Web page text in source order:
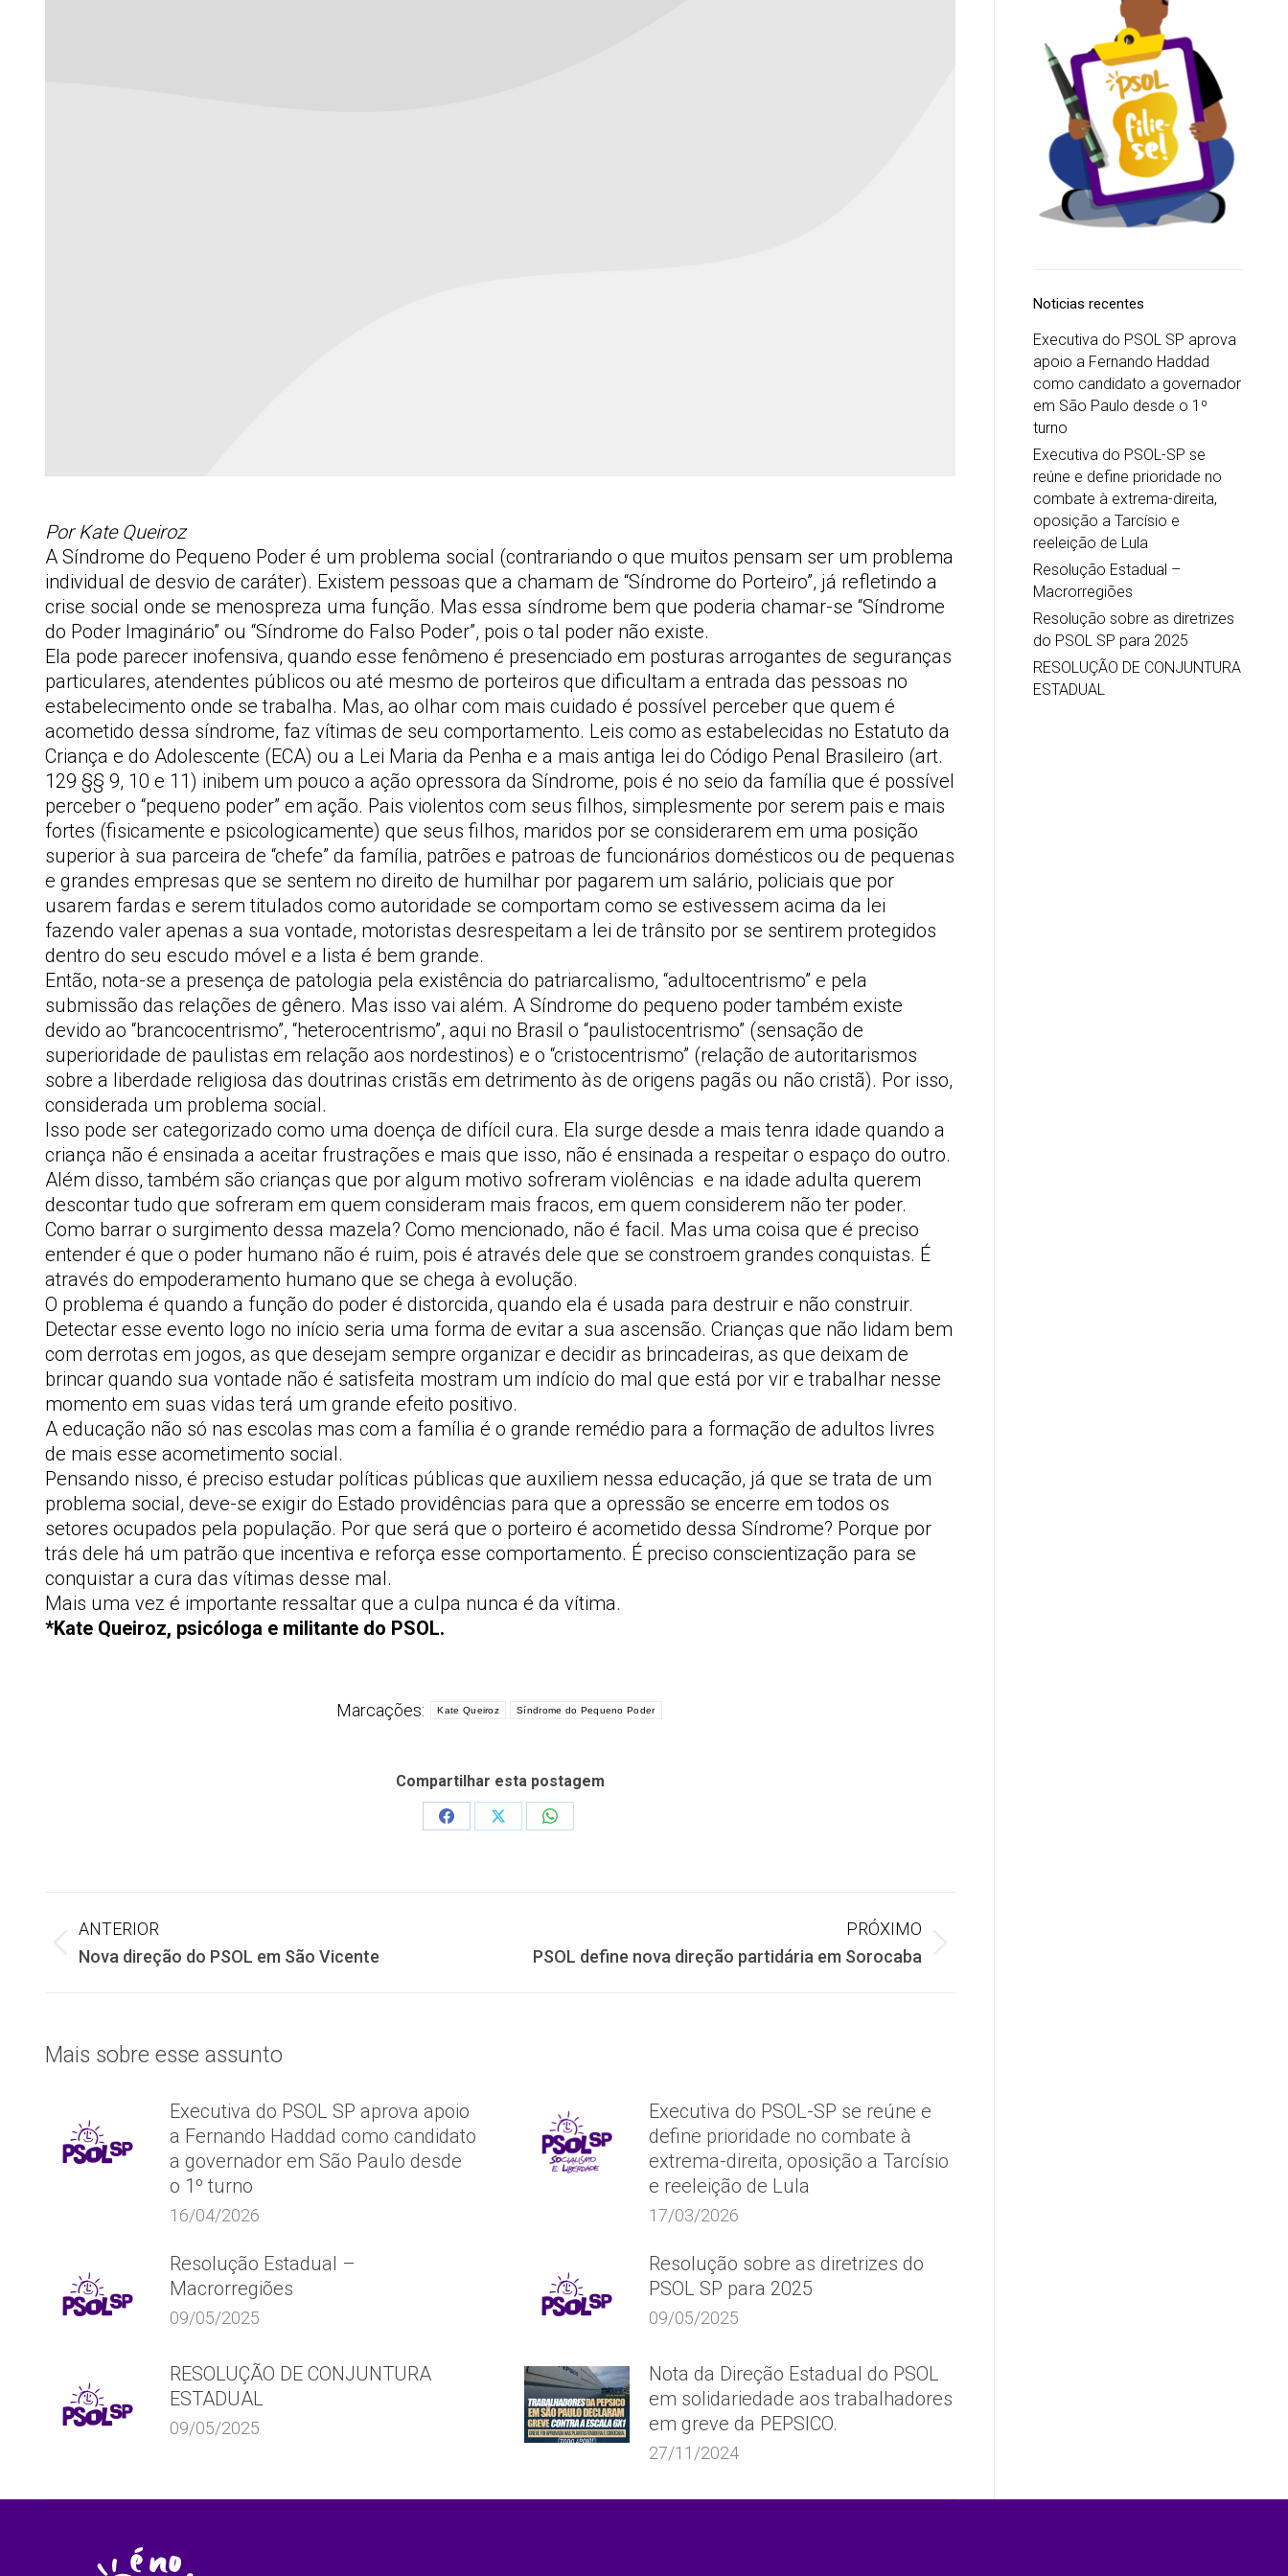
Por Kate Queiroz
A Síndrome do Pequeno Poder é um problema social (contrariando o que muitos pensam ser um problema
individual de desvio de caráter). Existem pessoas que a chamam de “Síndrome do Porteiro”, já refletindo a
crise social onde se menospreza uma função. Mas essa síndrome bem que poderia chamar-se “Síndrome
do Poder Imaginário” ou “Síndrome do Falso Poder”, pois o tal poder não existe.
Ela pode parecer inofensiva, quando esse fenômeno é presenciado em posturas arrogantes de seguranças
particulares, atendentes públicos ou até mesmo de porteiros que dificultam a entrada das pessoas no
estabelecimento onde se trabalha. Mas, ao olhar com mais cuidado é possível perceber que quem é
acometido dessa síndrome, faz vítimas de seu comportamento. Leis como as estabelecidas no Estatuto da
Criança e do Adolescente (ECA) ou a Lei Maria da Penha e a mais antiga lei do Código Penal Brasileiro (art.
129 §§ 9, 10 e 11) inibem um pouco a ação opressora da Síndrome, pois é no seio da família que é possível
perceber o “pequeno poder” em ação. Pais violentos com seus filhos, simplesmente por serem pais e mais
fortes (fisicamente e psicologicamente) que seus filhos, maridos por se considerarem em uma posição
superior à sua parceira de “chefe” da família, patrões e patroas de funcionários domésticos ou de pequenas
e grandes empresas que se sentem no direito de humilhar por pagarem um salário, policiais que por
usarem fardas e serem titulados como autoridade se comportam como se estivessem acima da lei
fazendo valer apenas a sua vontade, motoristas desrespeitam a lei de trânsito por se sentirem protegidos
dentro do seu escudo móvel e a lista é bem grande.
Então, nota-se a presença de patologia pela existência do patriarcalismo, “adultocentrismo” e pela
submissão das relações de gênero. Mas isso vai além. A Síndrome do pequeno poder também existe
devido ao “brancocentrismo”, “heterocentrismo”, aqui no Brasil o “paulistocentrismo” (sensação de
superioridade de paulistas em relação aos nordestinos) e o “cristocentrismo” (relação de autoritarismos
sobre a liberdade religiosa das doutrinas cristãs em detrimento às de origens pagãs ou não cristã). Por isso,
considerada um problema social.
Isso pode ser categorizado como uma doença de difícil cura. Ela surge desde a mais tenra idade quando a
criança não é ensinada a aceitar frustrações e mais que isso, não é ensinada a respeitar o espaço do outro.
Além disso, também são crianças que por algum motivo sofreram violências e na idade adulta querem
descontar tudo que sofreram em quem consideram mais fracos, em quem considerem não ter poder.
Como barrar o surgimento dessa mazela? Como mencionado, não é facil. Mas uma coisa que é preciso
entender é que o poder humano não é ruim, pois é através dele que se constroem grandes conquistas. É
através do empoderamento humano que se chega à evolução.
O problema é quando a função do poder é distorcida, quando ela é usada para destruir e não construir.
Detectar esse evento logo no início seria uma forma de evitar a sua ascensão. Crianças que não lidam bem
com derrotas em jogos, as que desejam sempre organizar e decidir as brincadeiras, as que deixam de
brincar quando sua vontade não é satisfeita mostram um indício do mal que está por vir e trabalhar nesse
momento em suas vidas terá um grande efeito positivo.
A educação não só nas escolas mas com a família é o grande remédio para a formação de adultos livres
de mais esse acometimento social.
Pensando nisso, é preciso estudar políticas públicas que auxiliem nessa educação, já que se trata de um
problema social, deve-se exigir do Estado providências para que a opressão se encerre em todos os
setores ocupados pela população. Por que será que o porteiro é acometido dessa Síndrome? Porque por
trás dele há um patrão que incentiva e reforça esse comportamento. É preciso conscientização para se
conquistar a cura das vítimas desse mal.
Mais uma vez é importante ressaltar que a culpa nunca é da vítima.
*Kate Queiroz, psicóloga e militante do PSOL.
Marcações: Kate Queiroz Síndrome do Pequeno Poder
Compartilhar esta postagem
Share
Share
Share
Navegação
de
post:
ANTERIOR
Post
Nova direção do PSOL em São Vicente
PRÓXIMO
Próximo
PSOL define nova direção partidária em Sorocaba
Mais sobre esse assunto
Executiva do PSOL SP aprova apoio
a Fernando Haddad como candidato
a governador em São Paulo desde
o 1º turno
16/04/2026
Executiva do PSOL-SP se reúne e
define prioridade no combate à
extrema-direita, oposição a Tarcísio
e reeleição de Lula
17/03/2026
Resolução Estadual –
Macrorregiões
09/05/2025
Resolução sobre as diretrizes do
PSOL SP para 2025
09/05/2025
RESOLUÇÃO DE CONJUNTURA
ESTADUAL
09/05/2025
Nota da Direção Estadual do PSOL
em solidariedade aos trabalhadores
em greve da PEPSICO.
27/11/2024
Noticias recentes
Executiva do PSOL SP aprova
apoio a Fernando Haddad
como candidato a governador
em São Paulo desde o 1º
turno
Executiva do PSOL-SP se
reúne e define prioridade no
combate à extrema-direita,
oposição a Tarcísio e
reeleição de Lula
Resolução Estadual –
Macrorregiões
Resolução sobre as diretrizes
do PSOL SP para 2025
RESOLUÇÃO DE CONJUNTURA
ESTADUAL